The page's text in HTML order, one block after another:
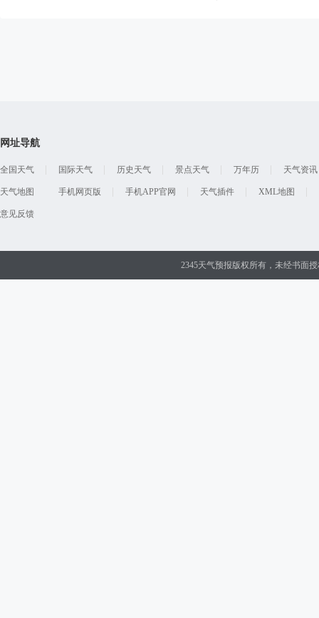
网址导航
全国天气 国际天气 历史天气 景点天气 万年历 天气资讯
天气地图 手机网页版 手机APP官网 天气插件 XML地图
意见反馈
2345天气预报版权所有，未经书面